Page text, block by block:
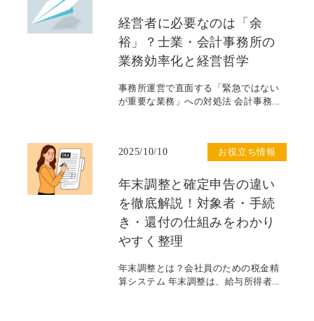
経営者に必要なのは「余
裕」？士業・会計事務所の
業務効率化と経営哲学
事務所運営で直面する「緊急ではない
が重要な業務」への対処法 会計事務...
お役立ち情報
2025/10/10
年末調整と確定申告の違い
を徹底解説！対象者・手続
き・還付の仕組みをわかり
やすく整理
年末調整とは？会社員のための税金精
算システム 年末調整は、給与所得者...